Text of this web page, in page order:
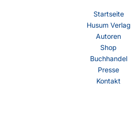
Startseite
Husum Verlag
Autoren
Shop
Buchhandel
Presse
Kontakt